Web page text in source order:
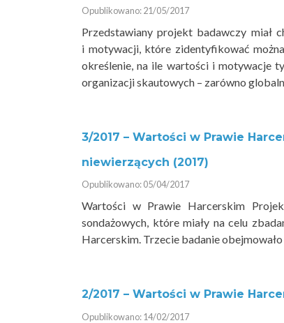
Opublikowano: 21/05/2017
Przedstawiany projekt badawczy miał
i motywacji, które zidentyfikować
określenie, na ile wartości i motywacje
organizacji skautowych – zarówno
3/2017 – Wartości w Prawie
niewierzących (2017)
Opublikowano: 05/04/2017
Wartości w Prawie Harcerskim
sondażowych, które miały na celu
Harcerskim. Trzecie badanie
2/2017 – Wartości w Prawie
Opublikowano: 14/02/2017